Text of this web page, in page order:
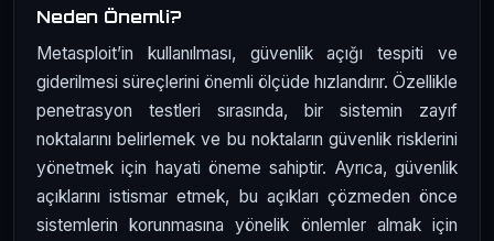
Neden Önemli?
Metasploit’in kullanılması, güvenlik açığı tespiti ve
giderilmesi süreçlerini önemli ölçüde hızlandırır. Özellikle
penetrasyon testleri sırasında, bir sistemin zayıf
noktalarını belirlemek ve bu noktaların güvenlik risklerini
yönetmek için hayati öneme sahiptir. Ayrıca, güvenlik
açıklarını istismar etmek, bu açıkları çözmeden önce
sistemlerin korunmasına yönelik önlemler almak için